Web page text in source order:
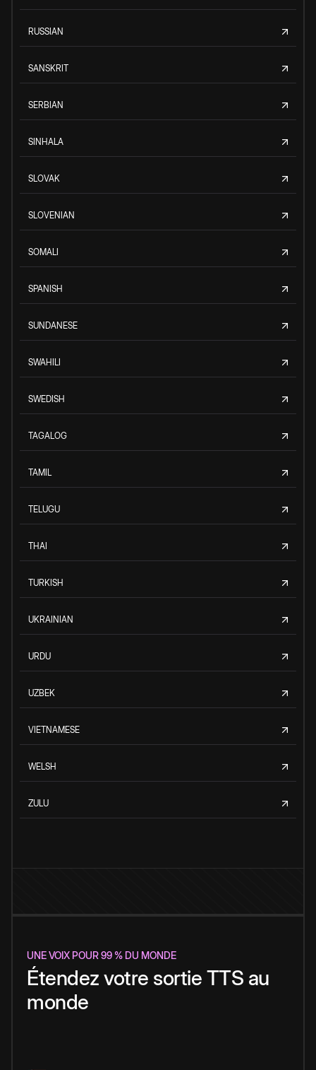
RUSSIAN
SANSKRIT
SERBIAN
SINHALA
SLOVAK
SLOVENIAN
SOMALI
SPANISH
SUNDANESE
SWAHILI
SWEDISH
TAGALOG
TAMIL
TELUGU
THAI
TURKISH
UKRAINIAN
URDU
UZBEK
VIETNAMESE
WELSH
ZULU
UNE VOIX POUR 99 % DU MONDE
Étendez votre sortie TTS au
monde